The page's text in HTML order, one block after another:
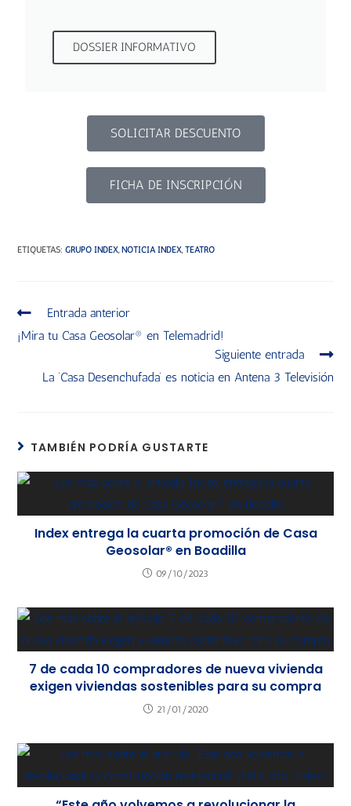
DOSSIER INFORMATIVO
SOLICITAR DESCUENTO
FICHA DE INSCRIPCIÓN
ETIQUETAS:GRUPO INDEX, NOTICIA INDEX, TEATRO
Entrada anterior
¡Mira tu Casa Geosolar® en Telemadrid!
Siguiente entrada
La ‘Casa Desenchufada’ es noticia en Antena 3 Televisión
TAMBIÉN PODRÍA GUSTARTE
Index entrega la cuarta promoción de Casa
Geosolar® en Boadilla
09/10/2023
7 de cada 10 compradores de nueva vivienda
exigen viviendas sostenibles para su compra
21/01/2020